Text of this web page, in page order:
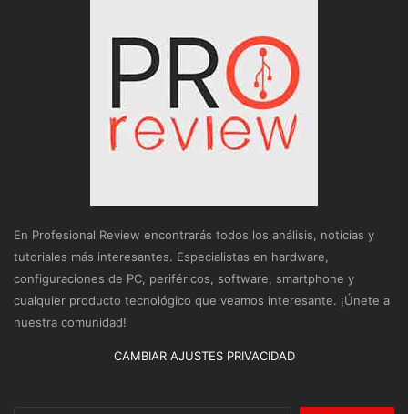
En Profesional Review encontrarás todos los análisis, noticias y
tutoriales más interesantes. Especialistas en hardware,
configuraciones de PC, periféricos, software, smartphone y
cualquier producto tecnológico que veamos interesante. ¡Únete a
nuestra comunidad!
CAMBIAR AJUSTES PRIVACIDAD